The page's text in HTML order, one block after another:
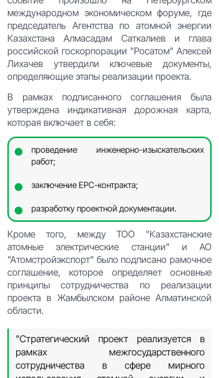
международном экономическом форуме, где
председатель Агентства по атомной энергии
Казахстана Алмасадам Саткалиев и глава
российской госкорпорации "Росатом" Алексей
Лихачев утвердили ключевые документы,
определяющие этапы реализации проекта.
В рамках подписанного соглашения была
утверждена индикативная дорожная карта,
которая включает в себя:
проведение инженерно-изыскательских
работ;
заключение EPC-контракта;
разработку проектной документации.
Кроме того, между ТОО "Казахстанские
атомные электрические станции" и АО
"Атомстройэкспорт" было подписано рамочное
соглашение, которое определяет основные
принципы сотрудничества по реализации
проекта в Жамбылском районе Алматинской
области.
"Стратегический проект реализуется в
рамках межгосударственного
сотрудничества в сфере мирного